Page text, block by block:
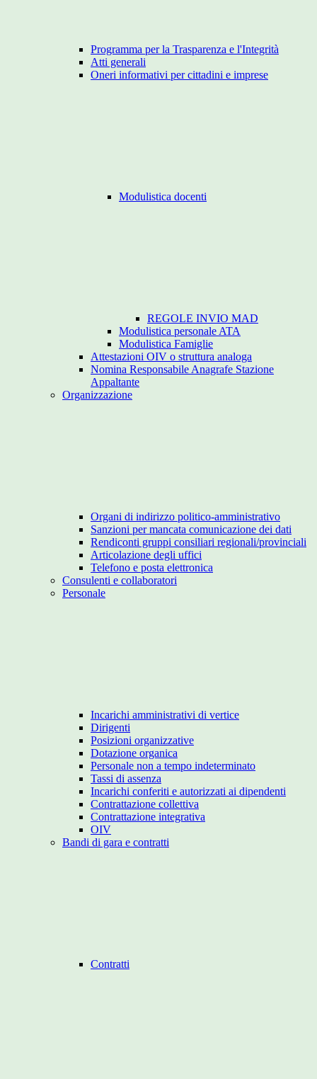
Programma per la Trasparenza e l'Integrità
Atti generali
Oneri informativi per cittadini e imprese
Modulistica docenti
REGOLE INVIO MAD
Modulistica personale ATA
Modulistica Famiglie
Attestazioni OIV o struttura analoga
Nomina Responsabile Anagrafe Stazione
Appaltante
Organizzazione
Organi di indirizzo politico-amministrativo
Sanzioni per mancata comunicazione dei dati
Rendiconti gruppi consiliari regionali/provinciali
Articolazione degli uffici
Telefono e posta elettronica
Consulenti e collaboratori
Personale
Incarichi amministrativi di vertice
Dirigenti
Posizioni organizzative
Dotazione organica
Personale non a tempo indeterminato
Tassi di assenza
Incarichi conferiti e autorizzati ai dipendenti
Contrattazione collettiva
Contrattazione integrativa
OIV
Bandi di gara e contratti
Contratti